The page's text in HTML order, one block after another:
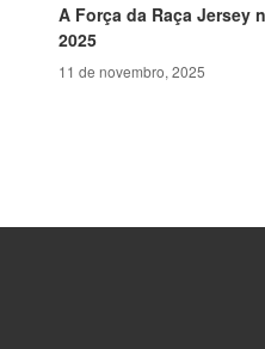
A Força da Raça Jersey
2025
11 de novembro, 2025